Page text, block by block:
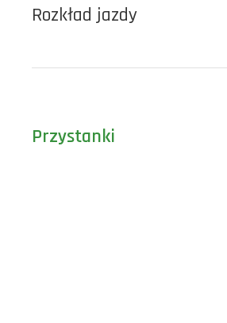
Rozkład jazdy
Przystanki